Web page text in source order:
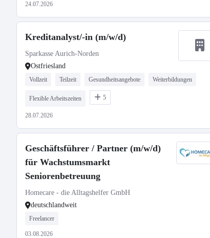
24.07.2026
Kreditanalyst/-in (m/w/d)
Sparkasse Aurich-Norden
Ostfriesland
Vollzeit Teilzeit Gesundheitsangebote Weiterbildungen
Flexible Arbeitszeiten 5
28.07.2026
Geschäftsführer / Partner (m/w/d)
für Wachstumsmarkt
Seniorenbetreuung
Homecare - die Alltagshelfer GmbH
deutschlandweit
Freelancer
03.08.2026